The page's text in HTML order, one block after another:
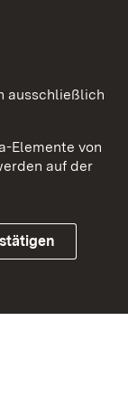
ausschließlich
Elemente von
auf der